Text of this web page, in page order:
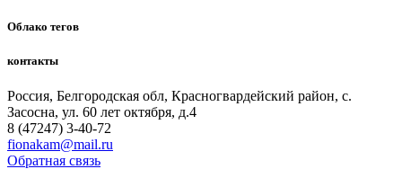
Облако тегов
контакты
Россия, Белгородская обл, Красногвардейский район, с.
Засосна, ул. 60 лет октября, д.4
8 (47247) 3-40-72
fionakam@mail.ru
Обратная связь